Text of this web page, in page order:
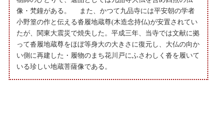
像・梵鐘がある。 また、かつて九品寺には平安朝の学者
小野篁の作と伝える沓履地蔵尊(木造念持仏)が安置されてい
たが、関東大震災で焼失した。平成三年、当寺では文献に拠
って沓履地蔵尊をほぼ等身大の大きさに復元し、大仏の向か
い側に再建した・履物のまち花川戸にふさわしく沓を履いて
いる珍しい地蔵菩薩像である。